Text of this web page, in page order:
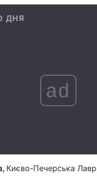
Війна
Наука
ДНЯ
ad
Києво-Печерська